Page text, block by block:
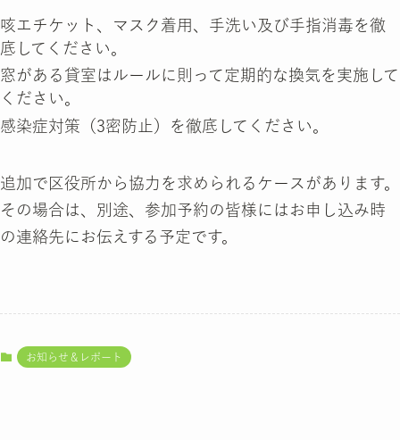
咳エチケット、マスク着用、手洗い及び手指消毒を徹
底してください。
窓がある貸室はルールに則って定期的な換気を実施して
ください。
感染症対策（3密防止）を徹底してください。
追加で区役所から協力を求められるケースがあります。
その場合は、別途、参加予約の皆様にはお申し込み時
の連絡先にお伝えする予定です。
お知らせ＆レポート